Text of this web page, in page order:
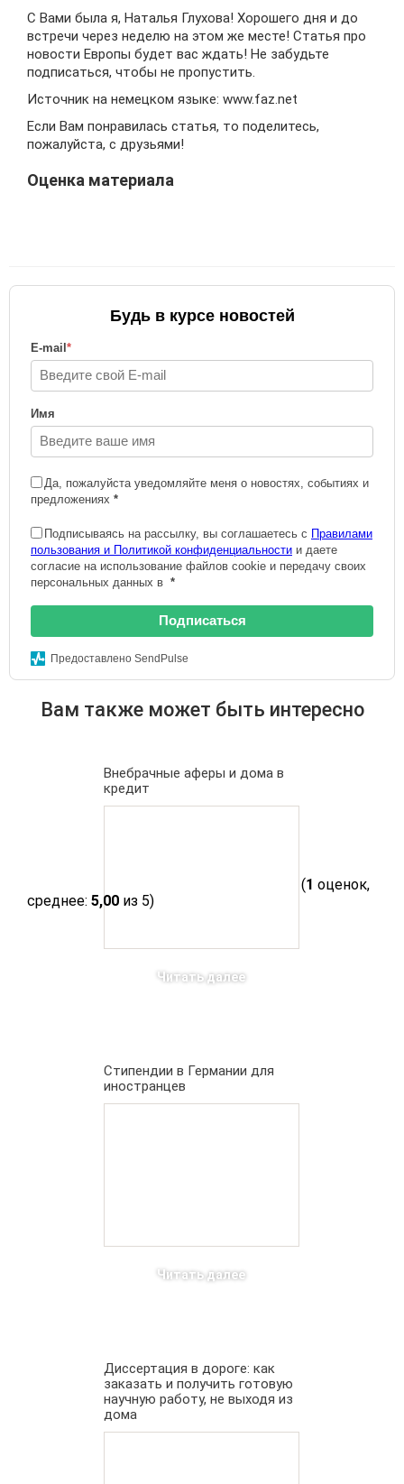
С Вами была я, Наталья Глухова! Хорошего дня и до
встречи через неделю на этом же месте! Статья про
новости Европы будет вас ждать! Не забудьте
подписаться, чтобы не пропустить.
Источник на немецком языке: www.faz.net
Если Вам понравилась статья, то поделитесь,
пожалуйста, с друзьями!
Оценка материала
(1 оценок,
среднее: 5,00 из 5)
Будь в курсе новостей
E-mail *
Имя
Да, пожалуйста уведомляйте меня о новостях, событиях и
предложениях *
Подписываясь на рассылку, вы соглашаетесь с Правилами
пользования и Политикой конфиденциальности и даете
согласие на использование файлов cookie и передачу своих
персональных данных в *
Подписаться
Предоставлено SendPulse
Вам также может быть интересно
Внебрачные аферы и дома в
кредит
Читать далее
Стипендии в Германии для
иностранцев
Читать далее
Диссертация в дороге: как
заказать и получить готовую
научную работу, не выходя из
дома